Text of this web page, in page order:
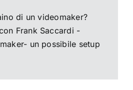
di un videomaker?
Frank Saccardi -
un possibile setup